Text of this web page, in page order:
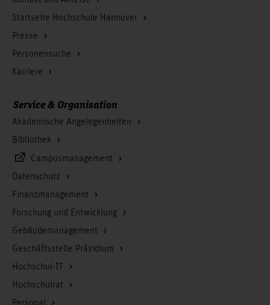
Startseite Hochschule Hannover
Presse
Personensuche
Karriere
Service & Organisation
Akademische Angelegenheiten
Bibliothek
Campusmanagement
Datenschutz
Finanzmanagement
Forschung und Entwicklung
Gebäudemanagement
Geschäftsstelle Präsidium
Hochschul-IT
Hochschulrat